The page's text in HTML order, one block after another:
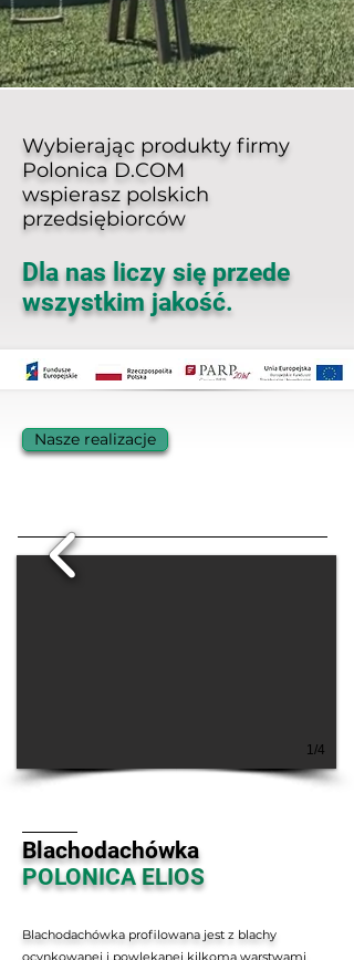
Wybierając produkty firmy
Polonica D.COM
wspierasz polskich
przedsiębiorców
Dla nas liczy się przede
wszystkim jakość.
Nasze realizacje
1/4
Blachodachówka
POLONICA ELIOS
Blachodachówka profilowana jest z blachy
ocynkowanej i powlekanej kilkoma warstwami